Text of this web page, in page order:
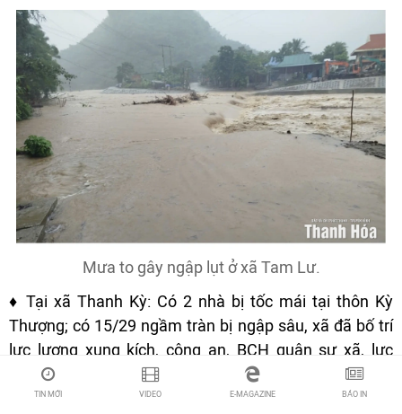
Mưa to gây ngập lụt ở xã Tam Lư.
♦ Tại xã Thanh Kỳ: Có 2 nhà bị tốc mái tại thôn Kỳ
Thượng; có 15/29 ngầm tràn bị ngập sâu, xã đã bố trí
lực lượng xung kích, công an, BCH quân sự xã, lực
lượng ở thôn trực giác 24/24 đảm bảo an toàn.
TIN MỚI VIDEO E-MAGAZINE BÁO IN